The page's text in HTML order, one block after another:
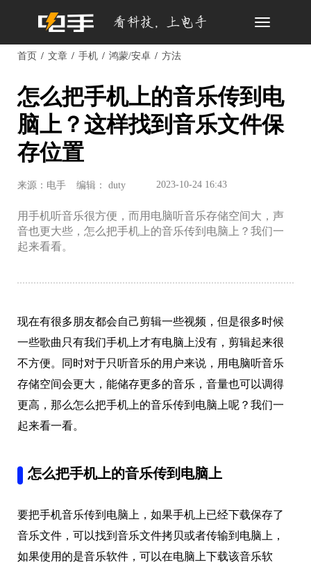
Toggle
首页 文章 手机 鸿蒙/安卓 方法
怎么把手机上的音乐传到电
脑上？这样找到音乐文件保
存位置
来源：电手 编辑： duty 2023-10-24 16:43
用手机听音乐很方便，而用电脑听音乐存储空间大，声
音也更大些，怎么把手机上的音乐传到电脑上？我们一
起来看看。
现在有很多朋友都会自己剪辑一些视频，但是很多时候
一些歌曲只有我们手机上才有电脑上没有，剪辑起来很
不方便。同时对于只听音乐的用户来说，用电脑听音乐
存储空间会更大，能储存更多的音乐，音量也可以调得
更高，那么怎么把手机上的音乐传到电脑上呢？我们一
起来看一看。
怎么把手机上的音乐传到电脑上
要把手机音乐传到电脑上，如果手机上已经下载保存了
音乐文件，可以找到音乐文件拷贝或者传输到电脑上，
如果使用的是音乐软件，可以在电脑上下载该音乐软